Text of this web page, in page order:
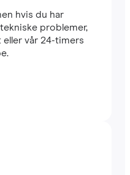
hvis du har
problemer,
eller vår 24-timers